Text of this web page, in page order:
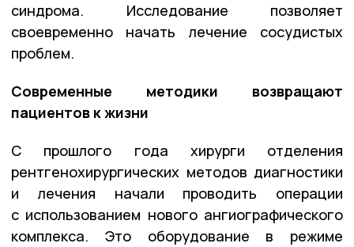
синдрома. Исследование позволяет
своевременно начать лечение сосудистых
проблем.
Современные методики возвращают
пациентов к жизни
С прошлого года хирурги отделения
рентгенохирургических методов диагностики
и лечения начали проводить операции
с использованием нового ангиографического
комплекса. Это оборудование в режиме